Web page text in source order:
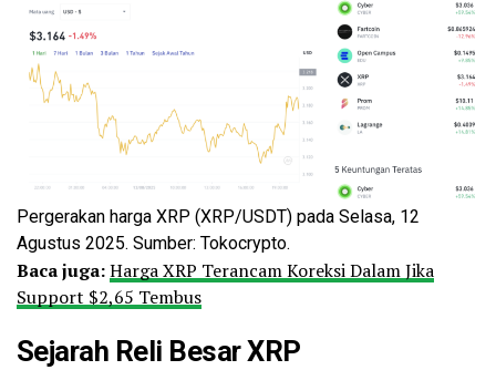
Pergerakan harga XRP (XRP/USDT) pada Selasa, 12
Agustus 2025. Sumber: Tokocrypto.
Baca juga:Harga XRP Terancam Koreksi Dalam Jika
Support $2,65 Tembus
Sejarah Reli Besar XRP